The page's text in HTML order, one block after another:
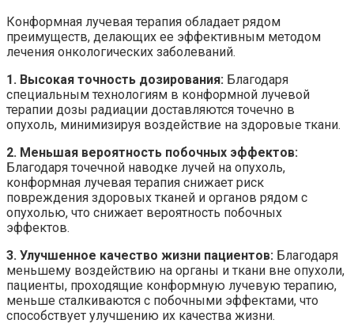
Конформная лучевая терапия обладает рядом
преимуществ, делающих ее эффективным методом
лечения онкологических заболеваний.
1. Высокая точность дозирования: Благодаря
специальным технологиям в конформной лучевой
терапии дозы радиации доставляются точечно в
опухоль, минимизируя воздействие на здоровые ткани.
2. Меньшая вероятность побочных эффектов:
Благодаря точечной наводке лучей на опухоль,
конформная лучевая терапия снижает риск
повреждения здоровых тканей и органов рядом с
опухолью, что снижает вероятность побочных
эффектов.
3. Улучшенное качество жизни пациентов: Благодаря
меньшему воздействию на органы и ткани вне опухоли,
пациенты, проходящие конформную лучевую терапию,
меньше сталкиваются с побочными эффектами, что
способствует улучшению их качества жизни.